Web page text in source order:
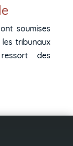
soumises
tribunaux
des